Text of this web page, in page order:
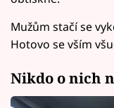
Mužům stačí se
Hotovo se vším
Nikdo o nich